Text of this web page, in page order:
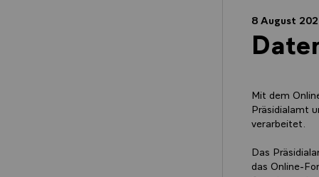
8 August
Mit dem
Präsidialamt
verarbeitet.
Das
das Online-